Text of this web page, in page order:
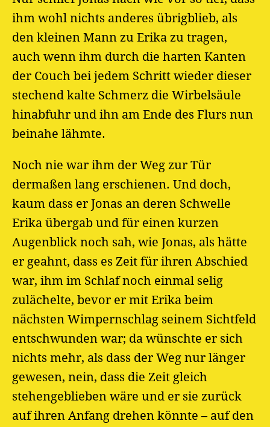
ihm wohl nichts anderes übrigblieb, als
den kleinen Mann zu Erika zu tragen,
auch wenn ihm durch die harten Kanten
der Couch bei jedem Schritt wieder dieser
stechend kalte Schmerz die Wirbelsäule
hinabfuhr und ihn am Ende des Flurs nun
beinahe lähmte.
Noch nie war ihm der Weg zur Tür
dermaßen lang erschienen. Und doch,
kaum dass er Jonas an deren Schwelle
Erika übergab und für einen kurzen
Augenblick noch sah, wie Jonas, als hätte
er geahnt, dass es Zeit für ihren Abschied
war, ihm im Schlaf noch einmal selig
zulächelte, bevor er mit Erika beim
nächsten Wimpernschlag seinem Sichtfeld
entschwunden war; da wünschte er sich
nichts mehr, als dass der Weg nur länger
gewesen, nein, dass die Zeit gleich
stehengeblieben wäre und er sie zurück
auf ihren Anfang drehen könnte – auf den